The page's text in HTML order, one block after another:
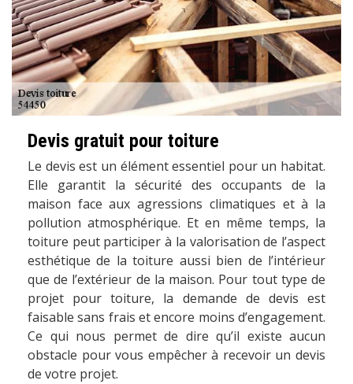
Devis gratuit pour toiture
Le devis est un élément essentiel pour un habitat.
Elle garantit la sécurité des occupants de la
maison face aux agressions climatiques et à la
pollution atmosphérique. Et en même temps, la
toiture peut participer à la valorisation de l’aspect
esthétique de la toiture aussi bien de l’intérieur
que de l’extérieur de la maison. Pour tout type de
projet pour toiture, la demande de devis est
faisable sans frais et encore moins d’engagement.
Ce qui nous permet de dire qu’il existe aucun
obstacle pour vous empêcher à recevoir un devis
de votre projet.